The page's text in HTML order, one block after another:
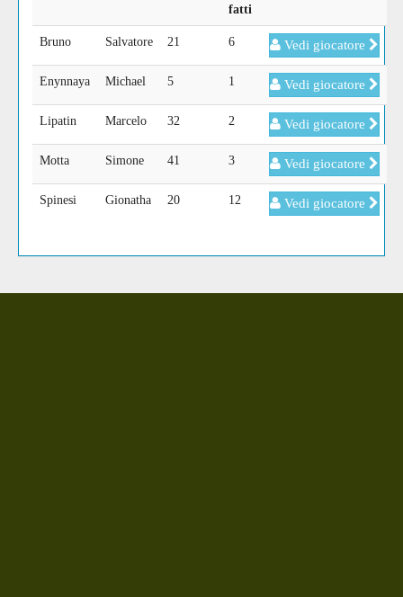
fatti
Bruno Salvatore 21 6 Vedi giocatore
Enynnaya Michael 5 1 Vedi giocatore
Lipatin Marcelo 32 2 Vedi giocatore
Motta Simone 41 3 Vedi giocatore
Spinesi Gionatha 20 12 Vedi giocatore